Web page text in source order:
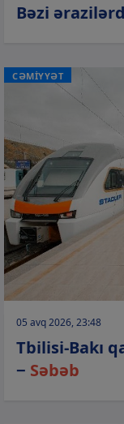
Bəzi
CƏMİYYƏT
05 avq 2026, 23:48
Tbilisi-Bakı
− Səbəb